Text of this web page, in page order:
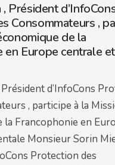
Président
Consommateurs ,
de la
en Europe centrale et
d’InfoCons
, participe à la
la Francophonie en
Monsieur Sorin
Protection des